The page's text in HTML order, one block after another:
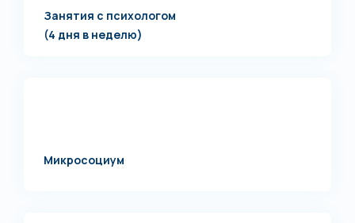
Занятия с психологом
(4 дня в неделю)
Микросоциум